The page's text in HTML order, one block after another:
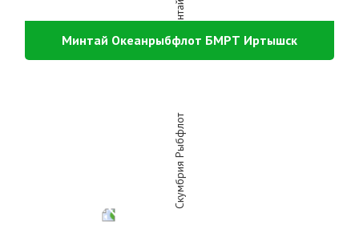
Минтай Океанрыбфлот БМРТ Иртышск